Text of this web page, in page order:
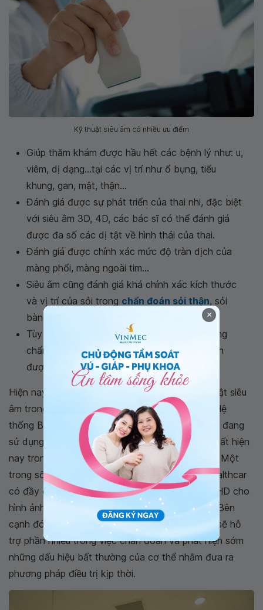
Kỹ thuật siêu âm có nhiều ưu điểm
Giúp thăm khám được hầu hết các bệnh lý như: u,
viêm, dị dạng...tại các vị trí như ổ bụng, tiểu
khung, gan, mật, thận...
Đánh giá được sự phát triển của thai nhi, đặc biệt
với siêu âm 3D, 4D, các bác sĩ có thể đánh giá
được đa số các dị tật về hình thái của thai.
Đánh giá được chính xác mức độ tràn dịch của
màng phổi, màng ngoài tim...
Siêu âm cũng đánh giá khá chính xác kích thước
và vị trí của sỏi trong chẩn đoán sỏi thận, sỏi
bàng quang, niệu đạo.
Tùy theo chất lượng máy siêu âm và khả năng
chẩn đoán của bác sĩ có thể giúp người bệnh
được chẩn đoán nhanh chóng.
Hiện nay, có rất nhiều cơ sở y tế áp dụng kỹ thuật siêu
âm trong việc chẩn đoán và điều trị sớm bệnh. Hệ
thống Bệnh viện Đa khoa Quốc tế Vinmec đã và đang
sử dụng các thế hệ máy siêu âm màu hiện đại nhất hiện
nay trong thăm khám và điều trị cho bệnh nhân. Một
trong số đó là máy siêu âm Logig E9 của GE Healthcar
có đầy đủ options, các đầu dò có độ phân giải HD cho
hình ảnh rõ nét, đánh giá chính xác tổn thương. Bên
cạnh đó, đội ngũ các y, bác sĩ giàu kinh nghiệm sẽ hỗ
trợ phần nhiều trong việc chẩn đoán và phát hiện sớm
những dấu hiệu bất thường của cơ thể nhằm đưa ra
phương pháp điều trị kịp thời.
×